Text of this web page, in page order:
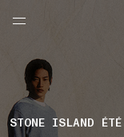
STONE ISLAND